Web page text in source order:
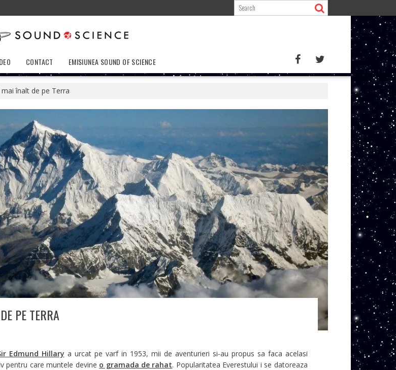
CONTACT EMISIUNEA SOUND OF SCIENCE
înalt de pe Terra
PE TERRA
Edmund Hillary a urcat pe varf in 1953, mii de aventurieri si-au propus sa faca acelasi
pentru care muntele devine o gramada de rahat. Popularitatea Everestului i se datoreaza